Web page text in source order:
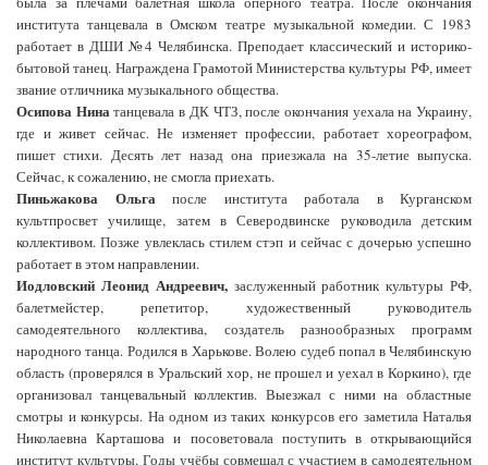
института танцевала в Омском театре музыкальной комедии. С 1983
работает в ДШИ №4 Челябинска. Преподает классический и историко-
бытовой танец. Награждена Грамотой Министерства культуры РФ, имеет
звание отличника музыкального общества.
Осипова Нинатанцевала в ДК ЧТЗ, после окончания уехала на Украину,
где и живет сейчас. Не изменяет профессии, работает хореографом,
пишет стихи. Десять лет назад она приезжала на 35-летие выпуска.
Сейчас, к сожалению, не смогла приехать.
Пиньжакова Ольгапосле института работала в Курганском
культпросвет училище, затем в Северодвинске руководила детским
коллективом. Позже увлеклась стилем стэп и сейчас с дочерью успешно
работает в этом направлении.
Иодловский Леонид Андреевич,заслуженный работник культуры РФ,
балетмейстер, репетитор, художественный руководитель
самодеятельного коллектива, создатель разнообразных программ
народного танца. Родился в Харькове. Волею судеб попал в Челябинскую
область (проверялся в Уральский хор, не прошел и уехал в Коркино), где
организовал танцевальный коллектив. Выезжал с ними на областные
смотры и конкурсы. На одном из таких конкурсов его заметила Наталья
Николаевна Карташова и посоветовала поступить в открывающийся
институт культуры. Годы учёбы совмещал с участием в самодеятельном